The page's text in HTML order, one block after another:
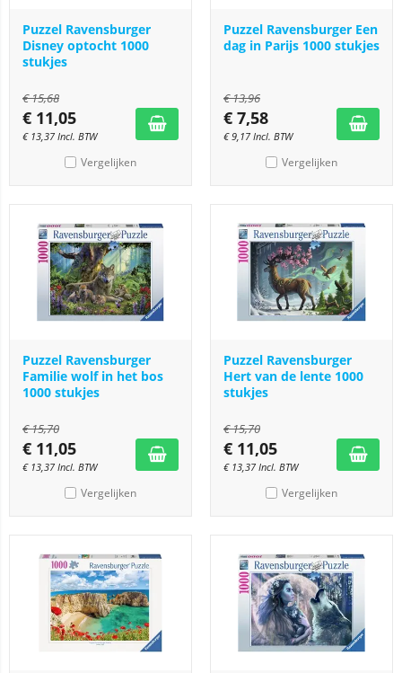
Puzzel Ravensburger
Disney optocht 1000
stukjes
€15,68
€ 11,05
€ 13,37 Incl. BTW
Vergelijken
Puzzel Ravensburger Een
dag in Parijs 1000 stukjes
€13,96
€ 7,58
€9,17 Incl. BTW
Vergelijken
Puzzel Ravensburger
Familie wolf in het bos
1000 stukjes
€15,70
€ 11,05
€ 13,37 Incl. BTW
Vergelijken
Puzzel Ravensburger
Hert van de lente 1000
stukjes
€15,70
€ 11,05
€ 13,37 Incl. BTW
Vergelijken